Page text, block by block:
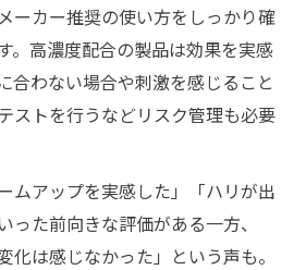
ーカー推奨の使い方をしっかり確
。高濃度配合の製品は効果を実感
合わない場合や刺激を感じること
ストを行うなどリスク管理も必要
ムアップを実感した」「ハリが出
った前向きな評価がある一方、
化は感じなかった」という声も。